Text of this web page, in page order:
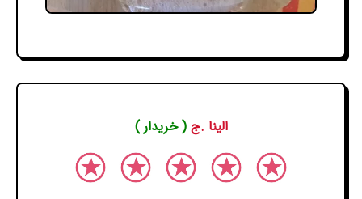
الینا .ج( خریدار )